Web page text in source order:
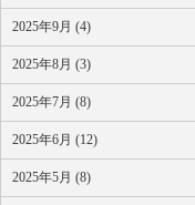
2025年9月 (4)
2025年8月 (3)
2025年7月 (8)
2025年6月 (12)
2025年5月 (8)